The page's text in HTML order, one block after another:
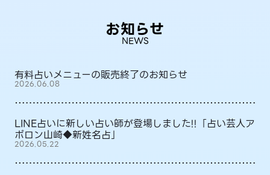
お知らせ
NEWS
有料占いメニューの販売終了のお知らせ
2026.06.08
LINE占いに新しい占い師が登場しました!!「占い芸人ア
ポロン山崎◆新姓名占」
2026.05.22